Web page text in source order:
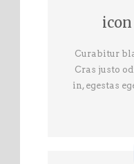
Curabitur
Cras justo
in, egestas